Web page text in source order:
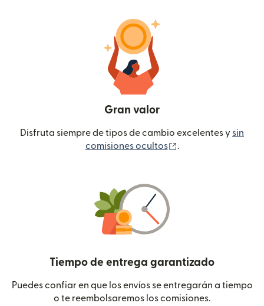
Gran valor
Disfruta siempre de tipos de cambio excelentes y sin
comisiones ocultos
.
Tiempo de entrega garantizado
Puedes confiar en que los envíos se entregarán a tiempo
o te reembolsaremos los comisiones.